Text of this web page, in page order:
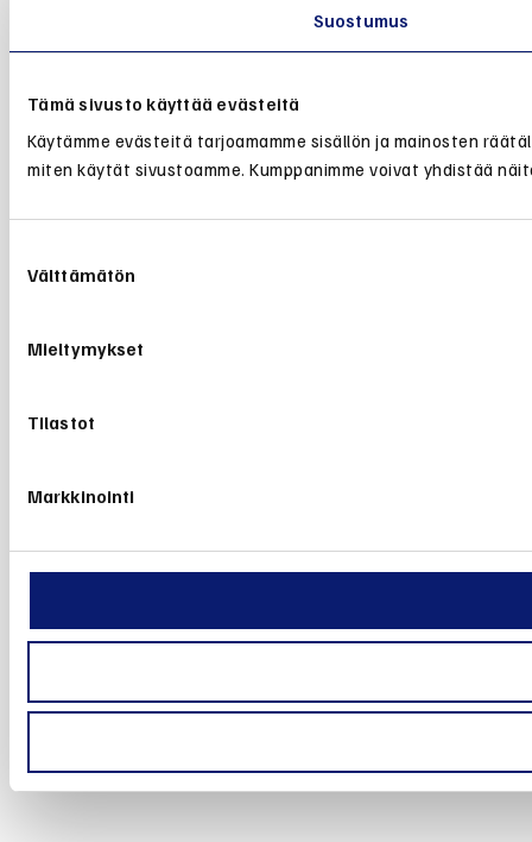
Suostumus
Tämä sivusto käyttää evästeitä
Käytämme evästeitä tarjoamamme sisällön ja mainosten
miten käytät sivustoamme. Kumppanimme voivat yhdistää
valinta
Välttämätön
Mieltymykset
Tilastot
Markkinointi